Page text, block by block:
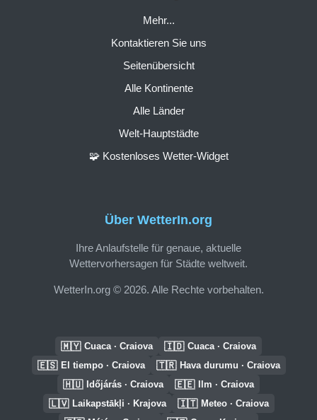
Über WetterIn.org
Ihre Anlaufstelle für genaue, aktuelle
Wettervorhersagen für Städte weltweit.
WetterIn.org © 2026. Alle Rechte vorbehalten.
Mehr...
Kontaktieren Sie uns
Seitenübersicht
Alle Kontinente
Alle Länder
Welt-Hauptstädte
🧩 Kostenloses Wetter-Widget
🇲🇾 Cuaca · Craiova 🇮🇩 Cuaca · Craiova
🇪🇸 El tiempo · Craiova 🇹🇷 Hava durumu · Craiova
🇭🇺 Időjárás · Craiova 🇪🇪 Ilm · Craiova
🇱🇻 Laikapstākļi · Krajova 🇮🇹 Meteo · Craiova